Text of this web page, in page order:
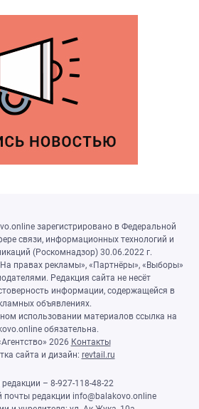
зарегистрировано в Федеральной
связи, информационных технологий и
(Роскомнадзор) 30.06.2022 г.
правах рекламы», «Партнёры», «Выборы»
Редакция сайта не несёт
информации, содержащейся в
объявлениях.
использовании материалов ссылка на
обязательна.
2026 Контакты
сайта и дизайн: revtail.ru
– 8-927-118-48-22
почты редакции info@balakovo.online